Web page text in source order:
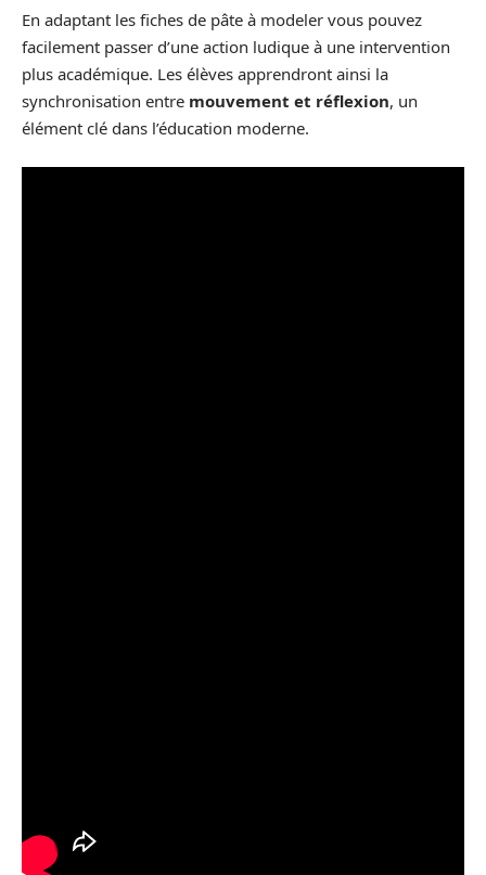
En adaptant les fiches de pâte à modeler vous pouvez
facilement passer d’une action ludique à une intervention
plus académique. Les élèves apprendront ainsi la
synchronisation entre mouvement et réflexion, un
élément clé dans l’éducation moderne.